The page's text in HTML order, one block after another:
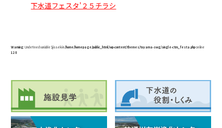
下水道フェスタ’２５チラシ
Warning: Undefined variable $jisseki in/home/homepage/public_html/wp-content/themes/toyama-swg/single-ctm_festa.phpon line
128